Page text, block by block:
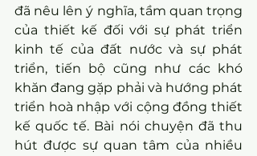
đã nêu lên ý nghĩa, tầm quan trọng
của thiết kế đối với sự phát triển
kinh tế của đất nước và sự phát
triển, tiến bộ cũng như các khó
khăn đang gặp phải và hướng phát
triển hoà nhập với cộng đồng thiết
kế quốc tế. Bài nói chuyện đã thu
hút được sự quan tâm của nhiều